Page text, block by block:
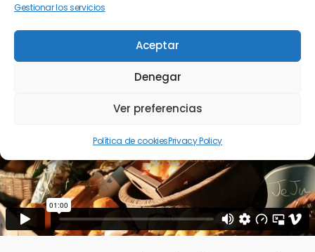
Gestionar los servicios
Aceptar
Denegar
Ver preferencias
Política de cookiesPrivacy Policy
gubergren, no sea takimata sanctus est Lorem ipsum dolor
sit amet.